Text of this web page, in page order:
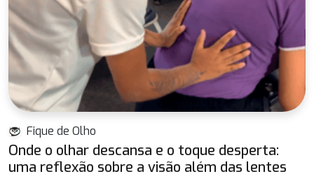
Fique de Olho
Onde o olhar descansa e o toque desperta:
uma reflexão sobre a visão além das lentes